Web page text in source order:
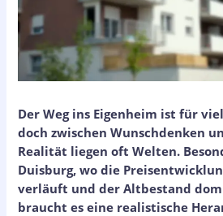
Der Weg ins Eigenheim ist für
doch zwischen Wunschdenken
Realität liegen oft Welten.
Duisburg, wo die
verläuft und der Altbestand
braucht es eine realistische